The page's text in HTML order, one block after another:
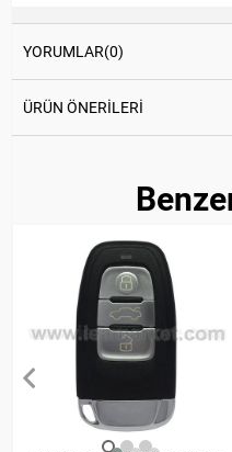
YORUMLAR(0)
ÜRÜN ÖNERILERI